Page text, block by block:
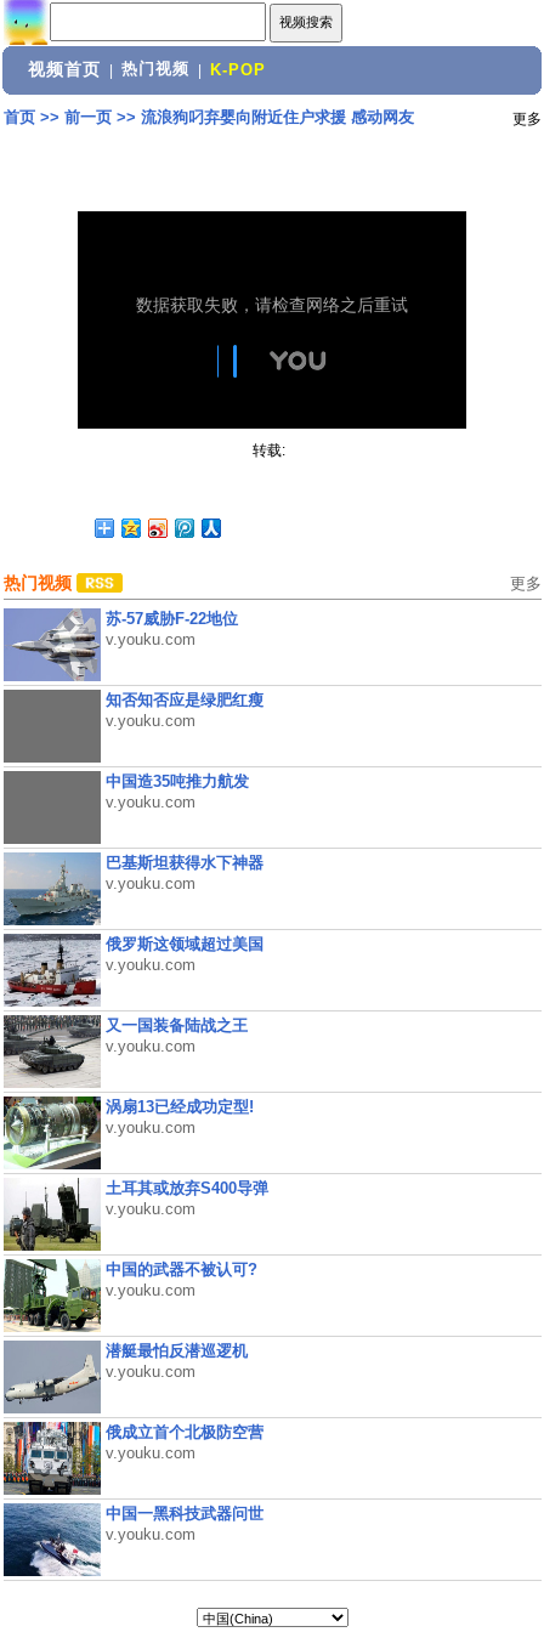
视频首页 热门视频 K-POP
首页>> 前一页>> 流浪狗叼弃婴向附近住户求援 感动网友 更多
转载:
热门视频 更多
苏-57威胁F-22地位
v.youku.com
知否知否应是绿肥红瘦
v.youku.com
中国造35吨推力航发
v.youku.com
巴基斯坦获得水下神器
v.youku.com
俄罗斯这领域超过美国
v.youku.com
又一国装备陆战之王
v.youku.com
涡扇13已经成功定型!
v.youku.com
土耳其或放弃S400导弹
v.youku.com
中国的武器不被认可?
v.youku.com
潜艇最怕反潜巡逻机
v.youku.com
俄成立首个北极防空营
v.youku.com
中国一黑科技武器问世
v.youku.com